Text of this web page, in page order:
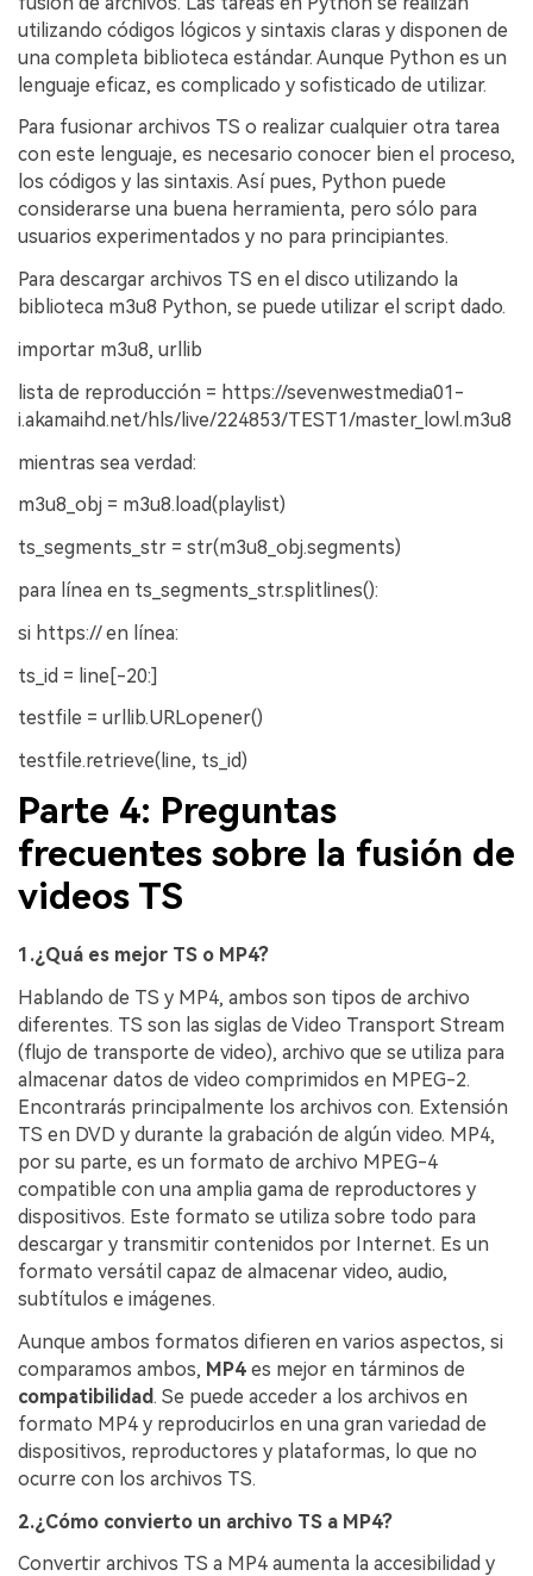
utilizando códigos lógicos y sintaxis claras y disponen de
una completa biblioteca estándar. Aunque Python es un
lenguaje eficaz, es complicado y sofisticado de utilizar.
Para fusionar archivos TS o realizar cualquier otra tarea
con este lenguaje, es necesario conocer bien el proceso,
los códigos y las sintaxis. Así pues, Python puede
considerarse una buena herramienta, pero sólo para
usuarios experimentados y no para principiantes.
Para descargar archivos TS en el disco utilizando la
biblioteca m3u8 Python, se puede utilizar el script dado.
importar m3u8, urllib
lista de reproducción = https://sevenwestmedia01-
i.akamaihd.net/hls/live/224853/TEST1/master_lowl.m3u8
mientras sea verdad:
m3u8_obj = m3u8.load(playlist)
ts_segments_str = str(m3u8_obj.segments)
para línea en ts_segments_str.splitlines():
si https:// en línea:
ts_id = line[-20:]
testfile = urllib.URLopener()
testfile.retrieve(line, ts_id)
Parte 4: Preguntas
frecuentes sobre la fusión de
videos TS
1.¿Quá es mejor TS o MP4?
Hablando de TS y MP4, ambos son tipos de archivo
diferentes. TS son las siglas de Video Transport Stream
(flujo de transporte de video), archivo que se utiliza para
almacenar datos de video comprimidos en MPEG-2.
Encontrarás principalmente los archivos con. Extensión
TS en DVD y durante la grabación de algún video. MP4,
por su parte, es un formato de archivo MPEG-4
compatible con una amplia gama de reproductores y
dispositivos. Este formato se utiliza sobre todo para
descargar y transmitir contenidos por Internet. Es un
formato versátil capaz de almacenar video, audio,
subtítulos e imágenes.
Aunque ambos formatos difieren en varios aspectos, si
comparamos ambos, MP4 es mejor en tárminos de
compatibilidad. Se puede acceder a los archivos en
formato MP4 y reproducirlos en una gran variedad de
dispositivos, reproductores y plataformas, lo que no
ocurre con los archivos TS.
2.¿Cómo convierto un archivo TS a MP4?
Convertir archivos TS a MP4 aumenta la accesibilidad y